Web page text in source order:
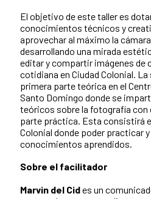
El objetivo de este taller es
conocimientos técnicos y
aprovechar al máximo la
desarrollando una mirada
editar y compartir imágenes de
cotidiana en Ciudad Colonial.
primera parte teórica en el
Santo Domingo donde se
teóricos sobre la fotografía con
parte práctica. Esta consistirá
Colonial donde poder practicar
conocimientos aprendidos.
Sobre el facilitador
Marvin del Cides un